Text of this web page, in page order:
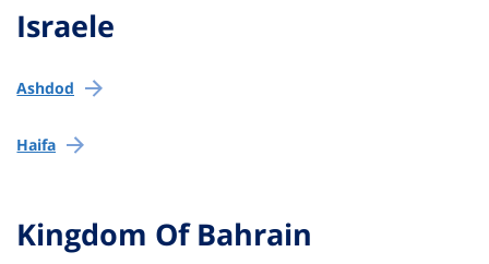
Israele
Ashdod
Haifa
Kingdom Of Bahrain